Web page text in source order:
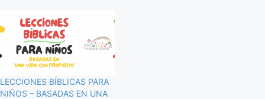
LECCIONES BÍBLICAS PARA
NIÑOS – BASADAS EN UNA